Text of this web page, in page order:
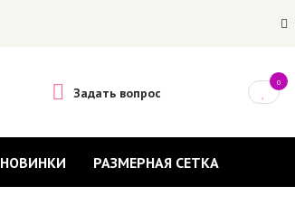
Задать вопрос
0
НОВИНКИ
РАЗМЕРНАЯ СЕТКА